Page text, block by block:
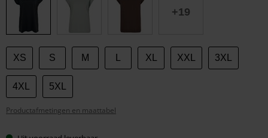
maat
+19
XS S M XL XXL 3XL
4XL 5XL
Productafmetingen en maattabel